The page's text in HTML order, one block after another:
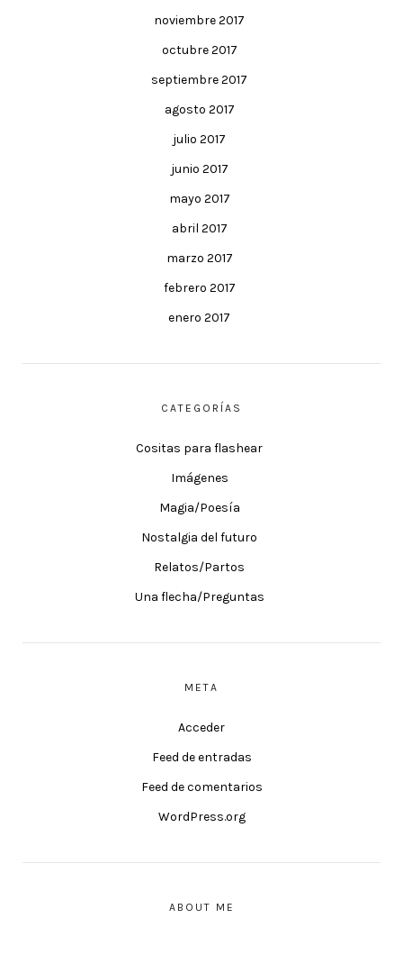
noviembre 2017
octubre 2017
septiembre 2017
agosto 2017
julio 2017
junio 2017
mayo 2017
abril 2017
marzo 2017
febrero 2017
enero 2017
CATEGORÍAS
Cositas para flashear
Imágenes
Magia/Poesía
Nostalgia del futuro
Relatos/Partos
Una flecha/Preguntas
META
Acceder
Feed de entradas
Feed de comentarios
WordPress.org
ABOUT ME